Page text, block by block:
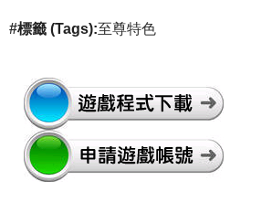
標籤 (Tags) 至尊特色